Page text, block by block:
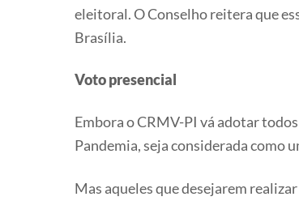
eleitoral. O Conselho reitera que
Brasília.
Voto presencial
Embora o CRMV-PI vá adotar
Pandemia, seja considerada como
Mas aqueles que desejarem